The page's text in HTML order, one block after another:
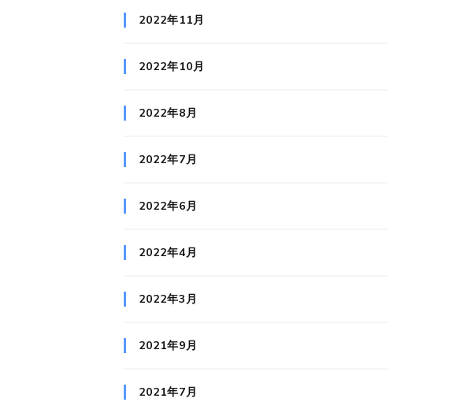
2022年11月
2022年10月
2022年8月
2022年7月
2022年6月
2022年4月
2022年3月
2021年9月
2021年7月